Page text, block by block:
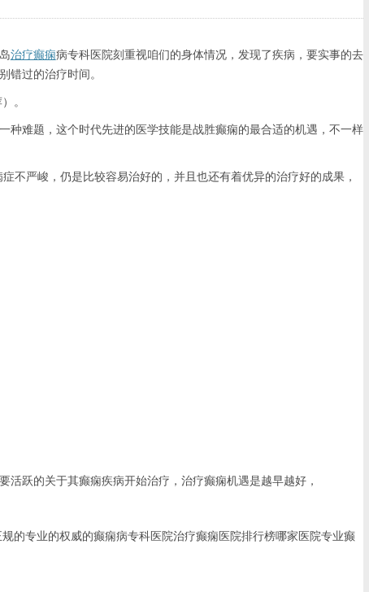
治疗癫痫病专科医院刻重视咱们的身体情况，发现了疾病，要实事的去
错过的治疗时间。
。
难题，这个时代先进的医学技能是战胜癫痫的最合适的机遇，不一样
严峻，仍是比较容易治好的，并且也还有着优异的治疗好的成果，
活跃的关于其癫痫疾病开始治疗，治疗癫痫机遇是越早越好，
专业的权威的癫痫病专科医院治疗癫痫医院排行榜哪家医院专业癫